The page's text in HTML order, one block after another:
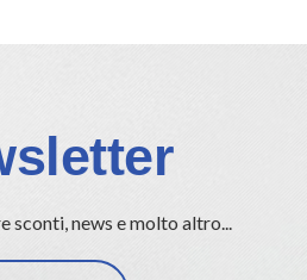
sconti, news e molto altro...